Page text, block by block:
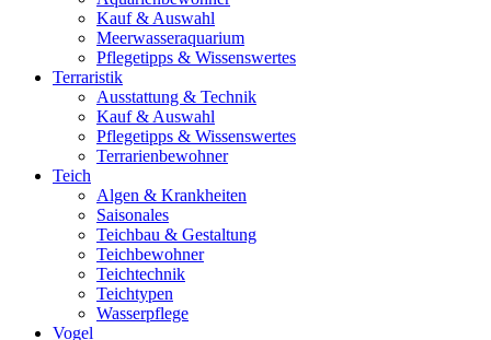
Kauf & Auswahl
Meerwasseraquarium
Pflegetipps & Wissenswertes
Terraristik
Ausstattung & Technik
Kauf & Auswahl
Pflegetipps & Wissenswertes
Terrarienbewohner
Teich
Algen & Krankheiten
Saisonales
Teichbau & Gestaltung
Teichbewohner
Teichtechnik
Teichtypen
Wasserpflege
Vogel